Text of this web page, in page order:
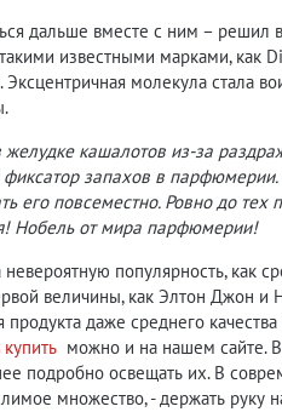
дальше вместе с ним –
известными марками, как
молекула стала
кашалотов из-за
запахов в
его повсеместно. Ровно до
Нобель от мира парфюмерии!
популярность, как
величины, как Элтон Джон
продукта даже среднего
можно и на нашем сайте.
подробно освещать их. В
множество, - держать руку